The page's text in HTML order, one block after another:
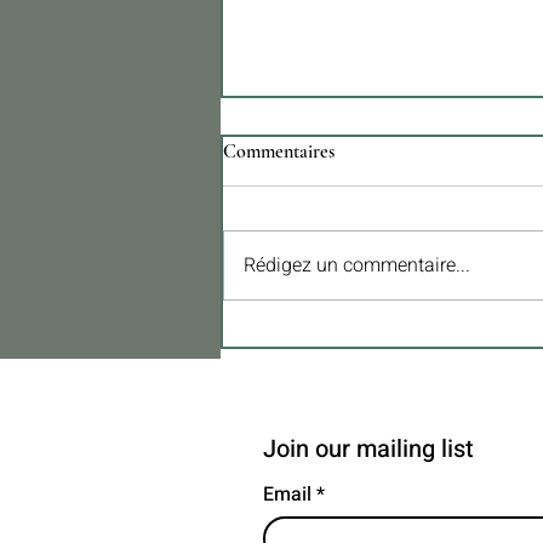
Commentaires
Rédigez un commentaire...
Join our mailing list
Email *